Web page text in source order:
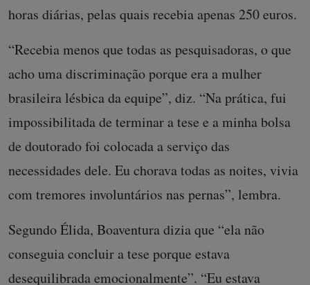
horas diárias, pelas quais recebia apenas 250 euros.
“Recebia menos que todas as pesquisadoras, o que
acho uma discriminação porque era a mulher
brasileira lésbica da equipe”, diz. “Na prática, fui
impossibilitada de terminar a tese e a minha bolsa
de doutorado foi colocada a serviço das
necessidades dele. Eu chorava todas as noites, vivia
com tremores involuntários nas pernas”, lembra.
Segundo Élida, Boaventura dizia que “ela não
conseguia concluir a tese porque estava
desequilibrada emocionalmente”. “Eu estava